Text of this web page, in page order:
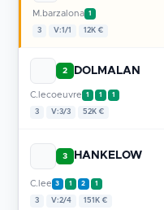
M.barzalona 1
3 V:1/1 12K €
2 DOLMALAN
C.lecoeuvre 1 1 1
3 V:3/3 52K €
3 HANKELOW
C.lee 3 1 2 1
3 V:2/4 151K €